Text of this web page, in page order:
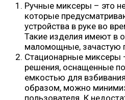
Ручные миксеры – это
которые
устройства в руке во
Такие изделия имеют в
маломощные, зачастую
Стационарные миксеры
решения, оснащенные
емкостью для
образом, можно